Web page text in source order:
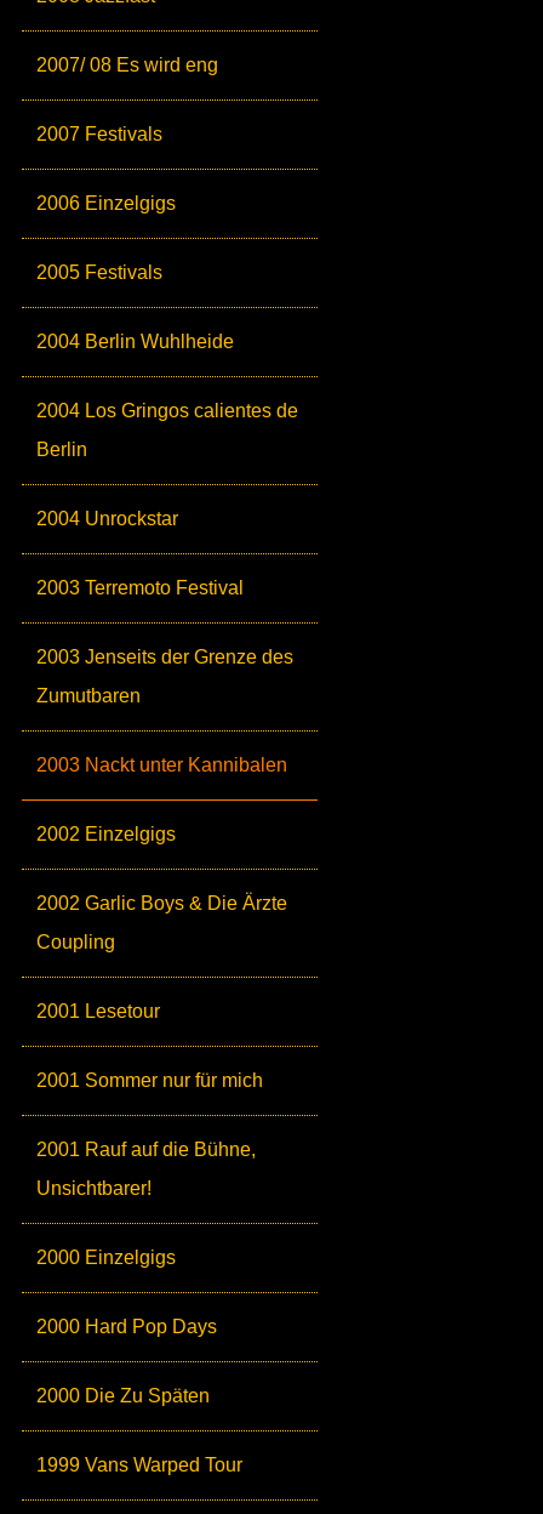
2007/ 08 Es wird eng
2007 Festivals
2006 Einzelgigs
2005 Festivals
2004 Berlin Wuhlheide
2004 Los Gringos calientes de
Berlin
2004 Unrockstar
2003 Terremoto Festival
2003 Jenseits der Grenze des
Zumutbaren
2003 Nackt unter Kannibalen
2002 Einzelgigs
2002 Garlic Boys & Die Ärzte
Coupling
2001 Lesetour
2001 Sommer nur für mich
2001 Rauf auf die Bühne,
Unsichtbarer!
2000 Einzelgigs
2000 Hard Pop Days
2000 Die Zu Späten
1999 Vans Warped Tour